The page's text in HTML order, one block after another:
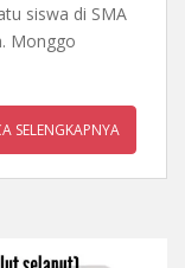
siswa di SMA
Monggo
SELENGKAPNYA